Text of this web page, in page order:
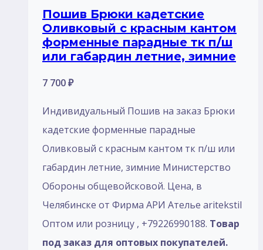
Пошив Брюки кадетские
Оливковый с красным кантом
форменные парадные тк п/ш
или габардин летние, зимние
7 700₽
Индивидуальный Пошив на заказ Брюки
кадетские форменные парадные
Оливковый с красным кантом тк п/ш или
габардин летние, зимние Министерство
Обороны общевойсковой. Цена, в
Челябинске от Фирма АРИ Ателье aritekstil
Оптом или розницу , +79226990188. Товар
под заказ для оптовых покупателей.